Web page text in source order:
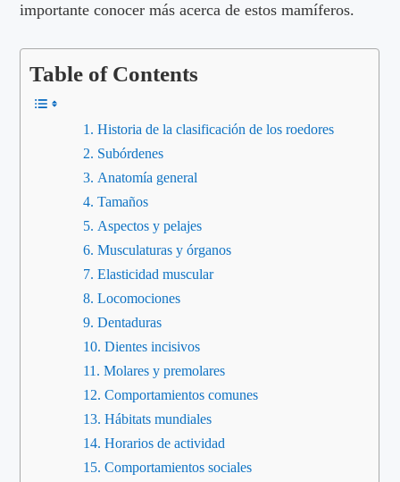
importante conocer más acerca de estos mamíferos.
Table of Contents
Historia de la clasificación de los roedores
Subórdenes
Anatomía general
Tamaños
Aspectos y pelajes
Musculaturas y órganos
Elasticidad muscular
Locomociones
Dentaduras
Dientes incisivos
Molares y premolares
Comportamientos comunes
Hábitats mundiales
Horarios de actividad
Comportamientos sociales